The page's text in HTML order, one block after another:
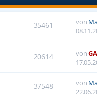
35461 von
20614 von
37548 von